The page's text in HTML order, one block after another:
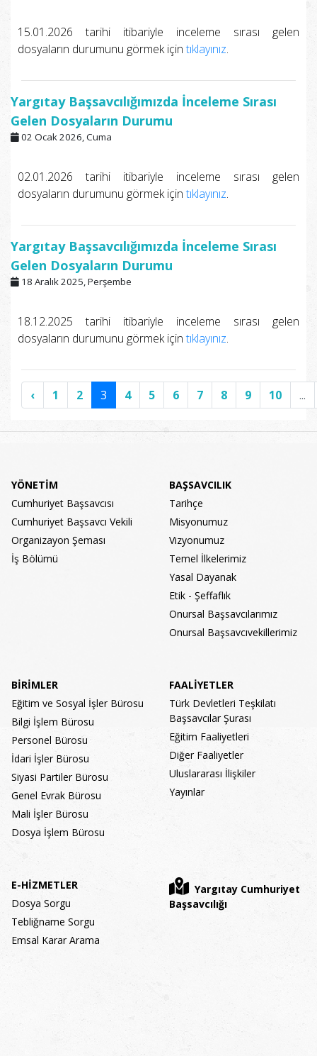
15.01.2026 tarihi itibariyle inceleme sırası gelen
dosyaların durumunu görmek içintıklayınız.
Yargıtay Başsavcılığımızda İnceleme Sırası
Gelen Dosyaların Durumu
02 Ocak 2026, Cuma
02.01.2026 tarihi itibariyle inceleme sırası gelen
dosyaların durumunu görmek içintıklayınız.
Yargıtay Başsavcılığımızda İnceleme Sırası
Gelen Dosyaların Durumu
18 Aralık 2025, Perşembe
18.12.2025 tarihi itibariyle inceleme sırası gelen
dosyaların durumunu görmek içintıklayınız.
‹ 1 2 3 4 5 6 7 8 9 10 ...
YÖNETİM
Cumhuriyet Başsavcısı
Cumhuriyet Başsavcı Vekili
Organizayon Şeması
İş Bölümü
BAŞSAVCILIK
Tarihçe
Misyonumuz
Vizyonumuz
Temel İlkelerimiz
Yasal Dayanak
Etik - Şeffaflık
Onursal Başsavcılarımız
Onursal Başsavcıvekillerimiz
BİRİMLER
Eğitim ve Sosyal İşler Bürosu
Bilgi İşlem Bürosu
Personel Bürosu
İdari İşler Bürosu
Siyasi Partiler Bürosu
Genel Evrak Bürosu
Mali İşler Bürosu
Dosya İşlem Bürosu
FAALİYETLER
Türk Devletleri Teşkilatı
Başsavcılar Şurası
Eğitim Faaliyetleri
Diğer Faaliyetler
Uluslararası İlişkiler
Yayınlar
E-HİZMETLER
Dosya Sorgu
Tebliğname Sorgu
Emsal Karar Arama
Yargıtay Cumhuriyet
Başsavcılığı